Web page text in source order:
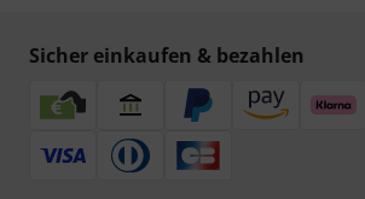
Sicher einkaufen & bezahlen